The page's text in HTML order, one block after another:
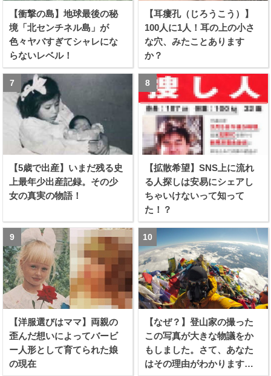
【衝撃の島】地球最後の秘
境「北センチネル島」が
色々ヤバすぎてシャレにな
らないレベル！
【耳瘻孔（じろうこう）】
100人に1人！耳の上の小さ
な穴、みたことあります
か？
【5歳で出産】いまだ残る史
上最年少出産記録。その少
女の真実の物語！
【拡散希望】SNS上に流れ
る人探しは安易にシェアし
ちゃいけないって知って
た！？
【洋服選びはママ】両親の
歪んだ想いによってバービ
ー人形として育てられた娘
の現在
【なぜ？】登山家の撮った
この写真が大きな物議をか
もしました。さて、あなた
はその理由がわかります